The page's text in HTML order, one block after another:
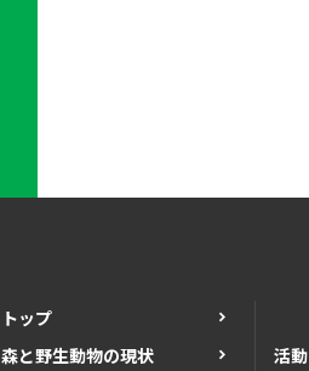
トップ
森と野生動物の現状
活